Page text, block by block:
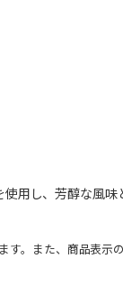
用し、芳醇な風
。また、商品表示